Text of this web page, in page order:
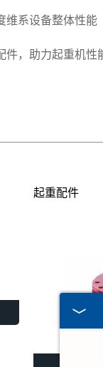
维系设备整体性能
件，助力起重机性
起重配件